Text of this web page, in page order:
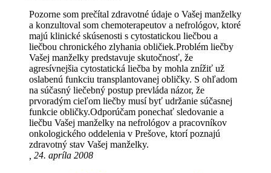
Pozorne som prečítal zdravotné údaje o Vašej manželky
a konzultoval som chemoterapeutov a nefrológov, ktoré
majú klinické skúsenosti s cytostatickou liečbou a
liečbou chronického zlyhania obličiek.Problém liečby
Vašej manželky predstavuje skutočnosť, že
agresívnejšia cytostatická liečba by mohla znížiť už
oslabenú funkciu transplantovanej obličky. S ohľadom
na súčasný liečebný postup prevláda názor, že
prvoradým cieľom liečby musí byť udržanie súčasnej
funkcie obličky.Odporúčam ponechať sledovanie a
liečbu Vašej manželky na nefrológov a pracovníkov
onkologického oddelenia v Prešove, ktorí poznajú
zdravotný stav Vašej manželky.
, 24. apríla 2008